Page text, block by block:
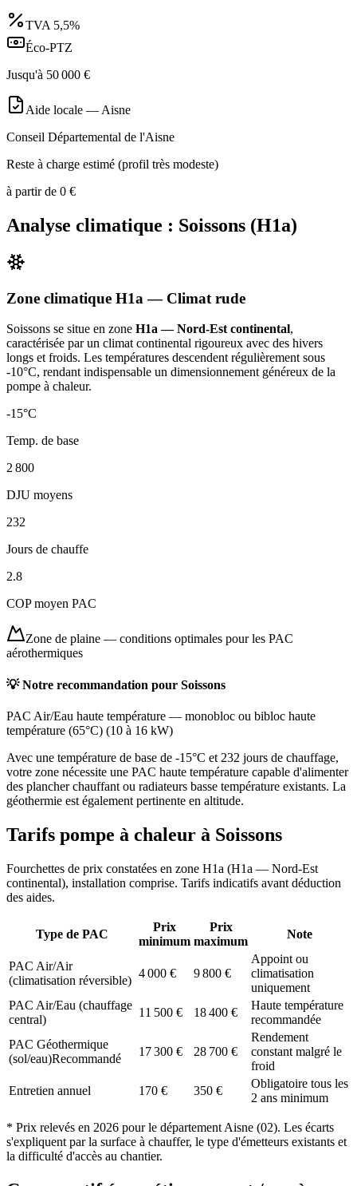
TVA 5,5%
Éco-PTZ
Jusqu'à 50 000 €
Aide locale — Aisne
Conseil Départemental de l'Aisne
Reste à charge estimé (profil très modeste)
à partir de 0 €
Analyse climatique : Soissons (H1a)
Zone climatique H1a — Climat rude
Soissons se situe en zone H1a — Nord-Est continental,
caractérisée par un climat continental rigoureux avec des hivers
longs et froids. Les températures descendent régulièrement sous
-10°C, rendant indispensable un dimensionnement généreux de la
pompe à chaleur.
-15°C
Temp. de base
2 800
DJU moyens
232
Jours de chauffe
2.8
COP moyen PAC
Zone de plaine — conditions optimales pour les PAC
aérothermiques
💡 Notre recommandation pour Soissons
PAC Air/Eau haute température — monobloc ou bibloc haute
température (65°C) (10 à 16 kW)
Avec une température de base de -15°C et 232 jours de chauffage,
votre zone nécessite une PAC haute température capable d'alimenter
des plancher chauffant ou radiateurs basse température existants. La
géothermie est également pertinente en altitude.
Tarifs pompe à chaleur à Soissons
Fourchettes de prix constatées en zone H1a (H1a — Nord-Est
continental), installation comprise. Tarifs indicatifs avant déduction
des aides.
Type de PAC
Prix
minimum
Prix
maximum
Note
PAC Air/Air
(climatisation réversible)
4 000 € 9 800 €
Appoint ou
climatisation
uniquement
PAC Air/Eau (chauffage
central)
11 500 € 18 400 €
Haute température
recommandée
PAC Géothermique
(sol/eau)Recommandé
17 300 € 28 700 €
Rendement
constant malgré le
froid
Entretien annuel
170 € 350 €
Obligatoire tous les
2 ans minimum
* Prix relevés en 2026 pour le département Aisne (02). Les écarts
s'expliquent par la surface à chauffer, le type d'émetteurs existants et
la difficulté d'accès au chantier.